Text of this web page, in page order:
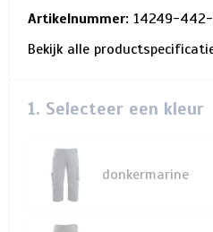
Artikelnummer: 14249-442-
Bekijk alle
1. Selecteer een kleur
donkermarine